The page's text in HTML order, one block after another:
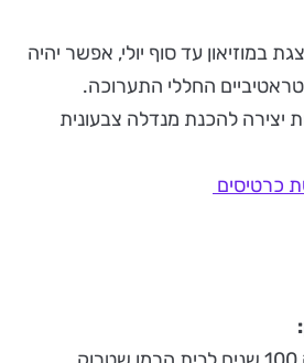
במוזיאון עד סוף יולי, אפשר יהיה
החללי התערוכה.
יצירה להכנת מנדלה צבעונית
כרטיסים